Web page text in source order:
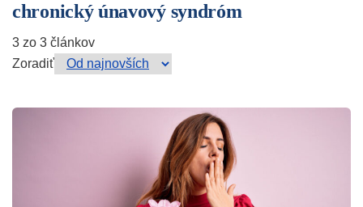
chronický únavový syndróm
3 zo 3 článkov
Zoradiť